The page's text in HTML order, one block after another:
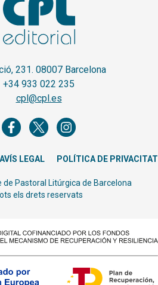
231. 08007 Barcelona
+34 933 022 235
cpl@cpl.es
AVÍS LEGAL POLÍTICA DE PRIVACITAT
Pastoral Litúrgica de Barcelona
els drets reservats